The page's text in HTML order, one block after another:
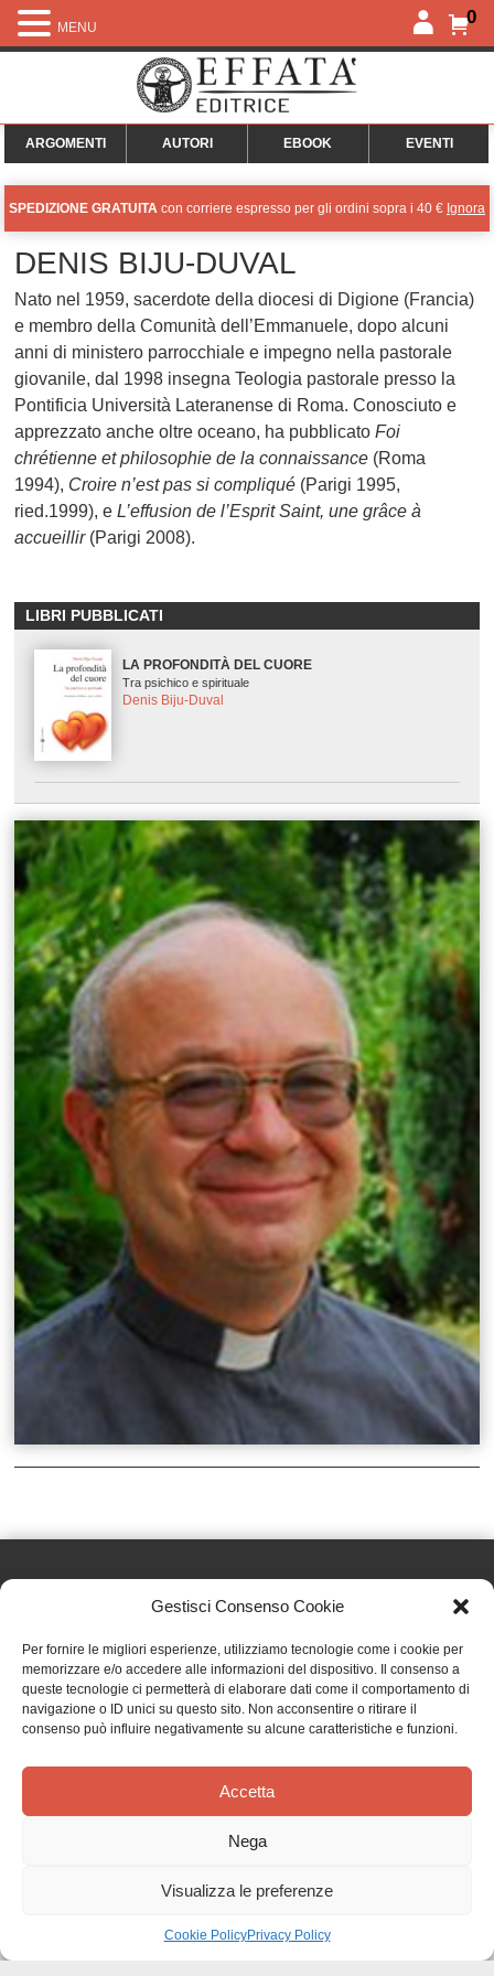
Gestisci Consenso Cookie
Per fornire le migliori esperienze, utilizziamo tecnologie come i cookie per
memorizzare e/o accedere alle informazioni del dispositivo. Il consenso a
queste tecnologie ci permetterà di elaborare dati come il comportamento di
navigazione o ID unici su questo sito. Non acconsentire o ritirare il
consenso può influire negativamente su alcune caratteristiche e funzioni.
Accetta
Nega
Visualizza le preferenze
Cookie PolicyPrivacy Policy
0
ARGOMENTI AUTORI EBOOK EVENTI
SPEDIZIONE GRATUITA con corriere espresso per gli ordini sopra i 40 € Ignora
DENIS BIJU-DUVAL
Nato nel 1959, sacerdote della diocesi di Digione (Francia)
e membro della Comunità dell’Emmanuele, dopo alcuni
anni di ministero parrocchiale e impegno nella pastorale
giovanile, dal 1998 insegna Teologia pastorale presso la
Pontificia Università Lateranense di Roma. Conosciuto e
apprezzato anche oltre oceano, ha pubblicatoFoi
chrétienne et philosophie de la connaissance (Roma
1994), Croire n’est pas si compliqué (Parigi 1995,
ried.1999), eL’effusion de l’Esprit Saint, une grâce à
accueillir(Parigi 2008).
LIBRI PUBBLICATI
LA PROFONDITÀ DEL CUORE
Tra psichico e spirituale
Denis Biju-Duval
Effatà Editrice di Pellegrino Paolo SAS
C.F. e P.IVA 09655250018
Via Tre Denti, 1 - 10060 Cantalupa (TO)
Telefono: (+39) 0121 353452 - Fax: (+39) 0121 353839
TERMINI E CONDIZIONI
MENU